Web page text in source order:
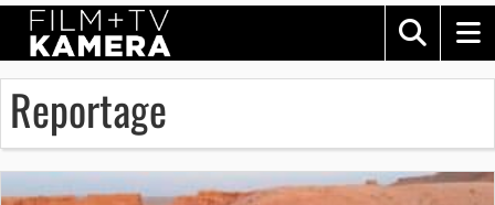
Reportage